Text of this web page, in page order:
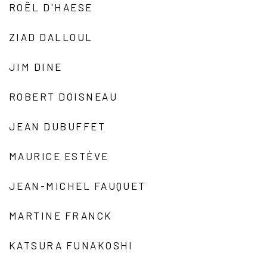
ROËL D'HAESE
ZIAD DALLOUL
JIM DINE
ROBERT DOISNEAU
JEAN DUBUFFET
MAURICE ESTÈVE
JEAN-MICHEL FAUQUET
MARTINE FRANCK
KATSURA FUNAKOSHI